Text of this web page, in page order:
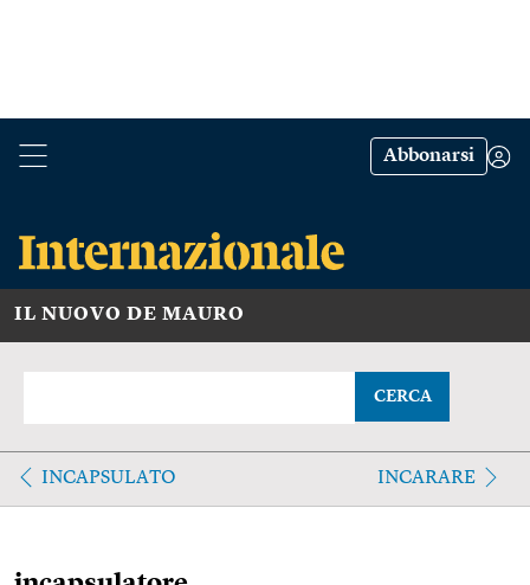
Abbonarsi
IL NUOVO DE MAURO
CERCA
INCAPSULATO INCARARE